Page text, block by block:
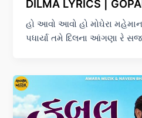
DILMA LYRICS |
હો આવો આવો હો મોઘેરા
પધાર્યા તમે દિલના આંગણા રે